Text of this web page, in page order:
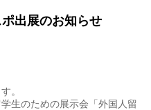
出展のお知らせ
。
生のための展示会「外国人留